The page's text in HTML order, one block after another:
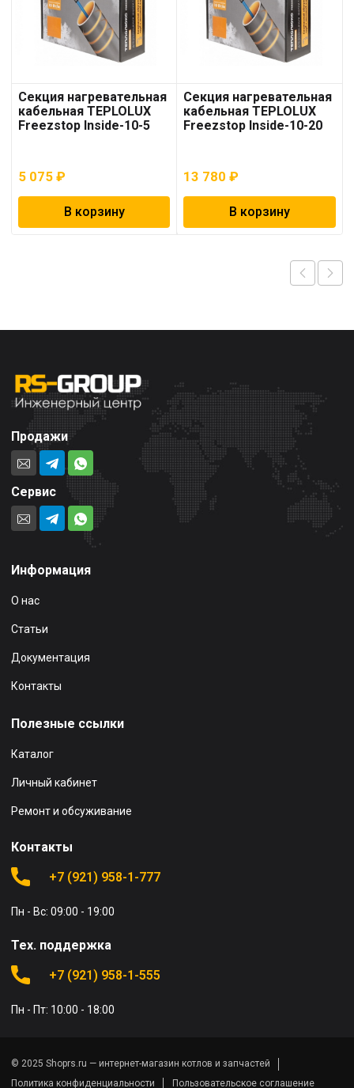
Секция нагревательная
кабельная TEPLOLUX
Freezstop Inside-10-5
5 075 ₽
В корзину
Секция нагревательная
кабельная TEPLOLUX
Freezstop Inside-10-20
13 780₽
В корзину
Продажи
Сервис
Информация
О нас
Статьи
Документация
Контакты
Полезные ссылки
Каталог
Личный кабинет
Ремонт и обсуживание
Контакты
+7 (921) 958-1-777
Пн - Вс: 09:00 - 19:00
Тех. поддержка
+7 (921) 958-1-555
Пн - Пт: 10:00 - 18:00
© 2025 Shoprs.ru — интернет-магазин котлов и запчастей
Политика конфиденциальности
Пользовательское соглашение